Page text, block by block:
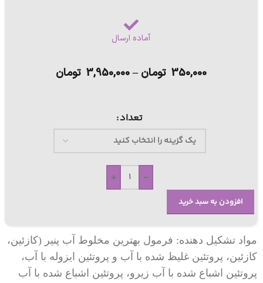
آماده ارسال
350,000 تومان –
3,950,000 تومان
تعداد
-
+
افزودن به سبد خرید
مواد تشکیل دهنده: فرمول بهترین مخلوط آب پنیر (کازئین،
کازئین، پروتئین غلیظ شده با آب و پروتئین ایزوله با آب،
پروتئین اشباع شده با آب زیرو، پروتئین اشباع شده با آب